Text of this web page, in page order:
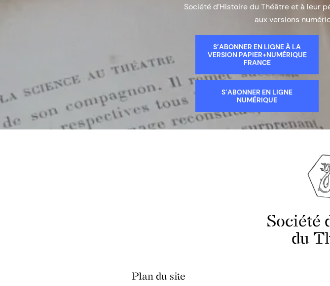
Société d’Histoire du Théâtre et à leur
aux versions
S’ABONNER EN LIGNE À LA
VERSION PAPIER+NUMÉRIQUE
FRANCE
S’ABONNER EN LIGNE
NUMÉRIQUE
Société
du
Plan du site